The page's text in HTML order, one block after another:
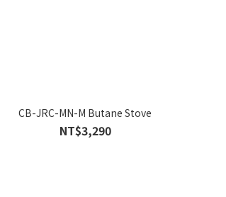
CB-JRC-MN-M Butane Stove
NT$3,290